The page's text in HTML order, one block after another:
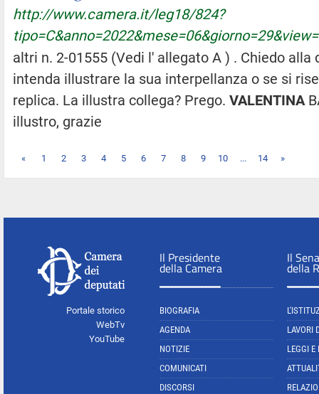
http://www.camera.it/leg18/824?
altri n. 2-01555 (Vedi l' allegato A ) . Chiedo
intenda illustrare la sua interpellanza o se si
replica. La illustra collega? Prego. VALENTINA
illustro, grazie
« 1 2 3 4 5 6 7 8 9 10 ... 14 »
Portale storico
WebTv
YouTube
Il Presidente
della Camera
BIOGRAFIA
AGENDA
NOTIZIE
COMUNICATI
DISCORSI
Il
della
LAVORI
LEGGI E